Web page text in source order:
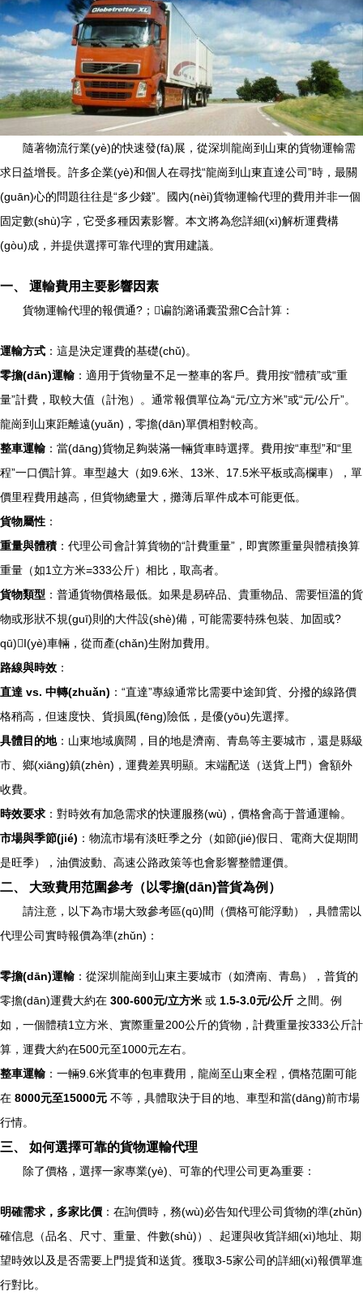
隨著物流行業(yè)的快速發(fā)展，從深圳龍崗到山東的貨物運輸需
求日益增長。許多企業(yè)和個人在尋找“龍崗到山東直達公司”時，最關
(guān)心的問題往往是“多少錢”。國內(nèi)貨物運輸代理的費用并非一個
固定數(shù)字，它受多種因素影響。本文將為您詳細(xì)解析運費構
(gòu)成，并提供選擇可靠代理的實用建議。
一、 運輸費用主要影響因素
貨物運輸代理的報價通?；谝韵潞诵囊蛩鼐C合計算：
運輸方式 ：這是決定運費的基礎(chǔ)。
零擔(dān)運輸 ：適用于貨物量不足一整車的客戶。費用按“體積”或“重
量”計費，取較大值（計泡）。通常報價單位為“元/立方米”或“元/公斤”。
龍崗到山東距離遠(yuǎn)，零擔(dān)單價相對較高。
整車運輸 ：當(dāng)貨物足夠裝滿一輛貨車時選擇。費用按“車型”和“里
程”一口價計算。車型越大（如9.6米、13米、17.5米平板或高欄車），單
價里程費用越高，但貨物總量大，攤薄后單件成本可能更低。
貨物屬性 ：
重量與體積 ：代理公司會計算貨物的“計費重量”，即實際重量與體積換算
重量（如1立方米=333公斤）相比，取高者。
貨物類型 ：普通貨物價格最低。如果是易碎品、貴重物品、需要恒溫的貨
物或形狀不規(guī)則的大件設(shè)備，可能需要特殊包裝、加固或?
qū)I(yè)車輛，從而產(chǎn)生附加費用。
路線與時效 ：
直達 vs. 中轉(zhuǎn) ：“直達”專線通常比需要中途卸貨、分撥的線路價
格稍高，但速度快、貨損風(fēng)險低，是優(yōu)先選擇。
具體目的地：山東地域廣闊，目的地是濟南、青島等主要城市，還是縣級
市、鄉(xiāng)鎮(zhèn)，運費差異明顯。末端配送（送貨上門）會額外
收費。
時效要求 ：對時效有加急需求的快運服務(wù)，價格會高于普通運輸。
市場與季節(jié) ：物流市場有淡旺季之分（如節(jié)假日、電商大促期間
是旺季），油價波動、高速公路政策等也會影響整體運價。
二、 大致費用范圍參考（以零擔(dān)普貨為例）
請注意，以下為市場大致參考區(qū)間（價格可能浮動），具體需以
代理公司實時報價為準(zhǔn)：
零擔(dān)運輸 ：從深圳龍崗到山東主要城市（如濟南、青島），普貨的
零擔(dān)運費大約在 300-600元/立方米 或 1.5-3.0元/公斤 之間。例
如，一個體積1立方米、實際重量200公斤的貨物，計費重量按333公斤計
算，運費大約在500元至1000元左右。
整車運輸 ：一輛9.6米貨車的包車費用，龍崗至山東全程，價格范圍可能
在 8000元至15000元 不等，具體取決于目的地、車型和當(dāng)前市場
行情。
三、 如何選擇可靠的貨物運輸代理
除了價格，選擇一家專業(yè)、可靠的代理公司更為重要：
明確需求，多家比價 ：在詢價時，務(wù)必告知代理公司貨物的準(zhǔn)
確信息（品名、尺寸、重量、件數(shù)）、起運與收貨詳細(xì)地址、期
望時效以及是否需要上門提貨和送貨。獲取3-5家公司的詳細(xì)報價單進
行對比。